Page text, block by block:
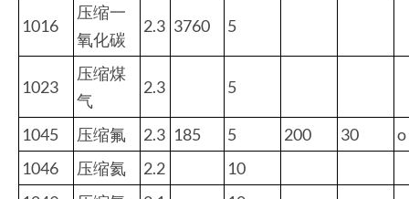
1016
压缩一
氧化碳
2.3 3760 5
1023
压缩煤
气
2.3 5
1045 压缩氟 2.3 185 5 200 30
o
1046
压缩氦 2.2
10